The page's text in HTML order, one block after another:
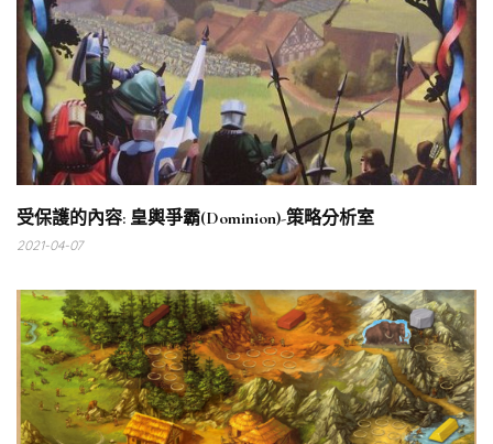
受保護的內容: 皇輿爭霸(Dominion)-策略分析室
2021-04-07